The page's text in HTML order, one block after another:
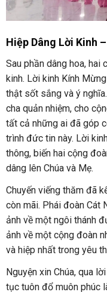
Hiệp Dâng Lời Kinh
Sau phần dâng hoa, hai
kinh. Lời kinh Kính
thật sốt sắng và ý
cha quản nhiệm, cho
tất cả những ai đã góp
trình đức tin này. Lời
thông, biến hai cộng
dâng lên Chúa và Mẹ.
Chuyến viếng thăm đã
còn mãi. Phái đoàn Cát
ảnh về một ngôi thánh
ảnh về một cộng đoàn
và hiệp nhất trong yêu
Nguyện xin Chúa, qua
tục tuôn đổ muôn phúc